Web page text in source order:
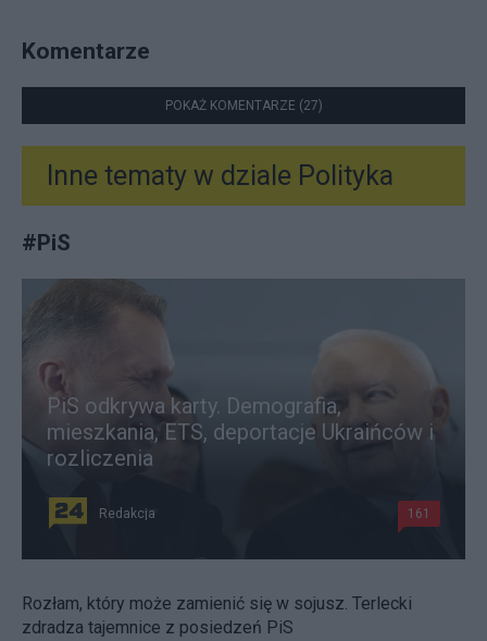
Komentarze
POKAŻ KOMENTARZE (27)
Inne tematy w dziale Polityka
#PiS
PiS odkrywa karty. Demografia,
mieszkania, ETS, deportacje Ukraińców i
rozliczenia
Redakcja 161
Rozłam, który może zamienić się w sojusz. Terlecki
zdradza tajemnice z posiedzeń PiS